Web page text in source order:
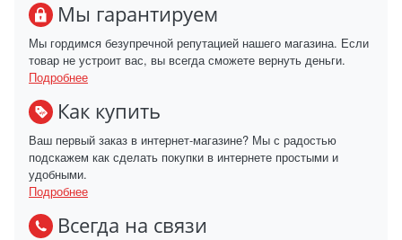
Мы гарантируем
Мы гордимся безупречной репутацией нашего магазина. Если
товар не устроит вас, вы всегда сможете вернуть деньги.
Подробнее
Как купить
Ваш первый заказ в интернет-магазине? Мы с радостью
подскажем как сделать покупки в интернете простыми и
удобными.
Подробнее
Всегда на связи